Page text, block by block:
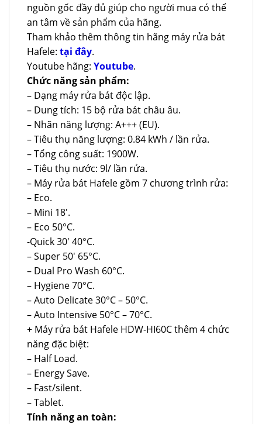
nguồn gốc đầy đủ giúp cho người mua có thể
an tâm về sản phẩm của hãng.
Tham khảo thêm thông tin hãng máy rửa bát
Hafele: tại đây.
Youtube hãng: Youtube.
Chức năng sản phẩm:
– Dạng máy rửa bát độc lập.
– Dung tích: 15 bộ rửa bát châu âu.
– Nhãn năng lượng: A+++ (EU).
– Tiêu thụ năng lượng: 0.84 kWh / lần rửa.
– Tổng công suất: 1900W.
– Tiêu thụ nước: 9l/ lần rửa.
– Máy rửa bát Hafele gồm 7 chương trình rửa:
– Eco.
– Mini 18′.
– Eco 50°C.
-Quick 30′ 40°C.
– Super 50′ 65°C.
– Dual Pro Wash 60°C.
– Hygiene 70°C.
– Auto Delicate 30°C – 50°C.
– Auto Intensive 50°C – 70°C.
+ Máy rửa bát Hafele HDW-HI60C thêm 4 chức
năng đặc biệt:
– Half Load.
– Energy Save.
– Fast/silent.
– Tablet.
Tính năng an toàn: